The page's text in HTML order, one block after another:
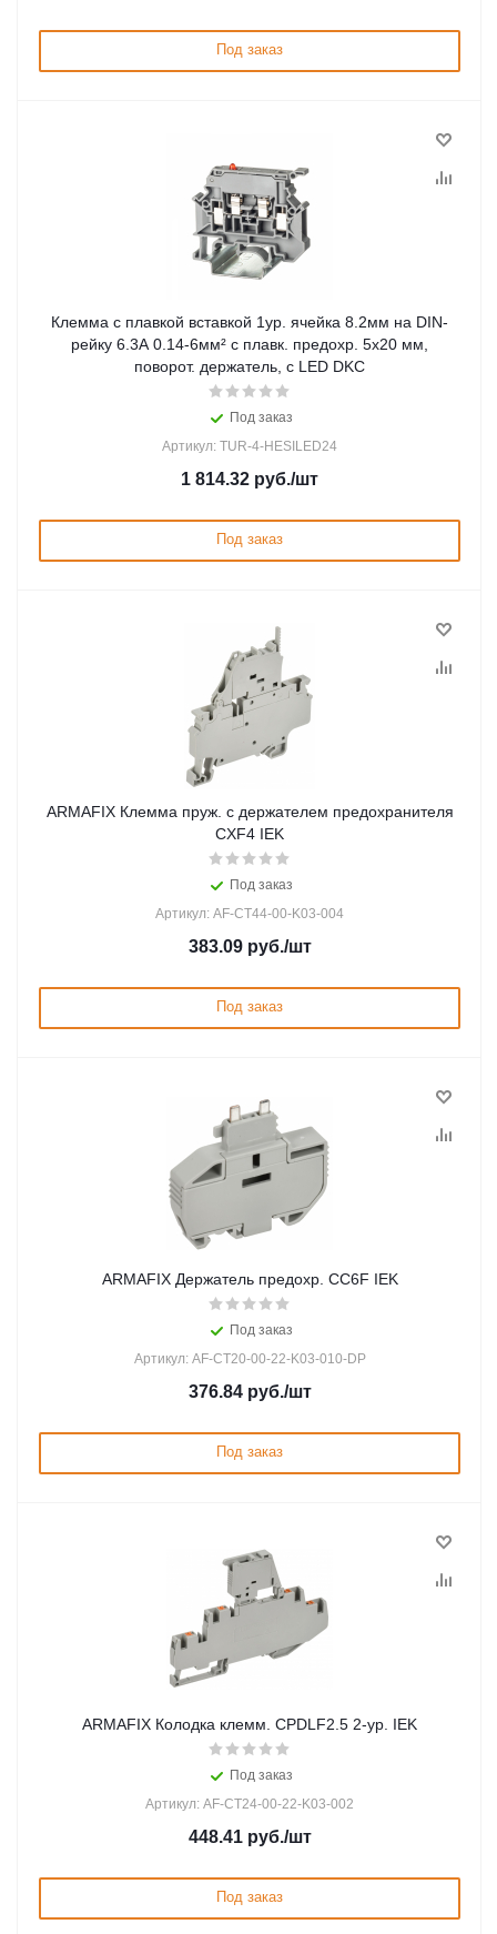
Под заказ
Клемма с плавкой вставкой 1ур. ячейка 8.2мм на DIN-
рейку 6.3А 0.14-6мм² с плавк. предохр. 5х20 мм,
поворот. держатель, с LED DKC
Под заказ
Артикул: TUR-4-HESILED24
1 814.32 руб./шт
Под заказ
ARMAFIX Клемма пруж. с держателем предохранителя
CXF4 IEK
Под заказ
Артикул: AF-CT44-00-K03-004
383.09руб./шт
Под заказ
ARMAFIX Держатель предохр. CC6F IEK
Под заказ
Артикул: AF-CT20-00-22-K03-010-DP
376.84руб./шт
Под заказ
ARMAFIX Колодка клемм. CPDLF2.5 2-ур. IEK
Под заказ
Артикул: AF-CT24-00-22-K03-002
448.41руб./шт
Под заказ